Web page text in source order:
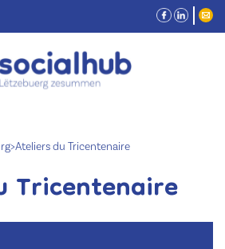
>Ateliers du Tricentenaire
Tricentenaire